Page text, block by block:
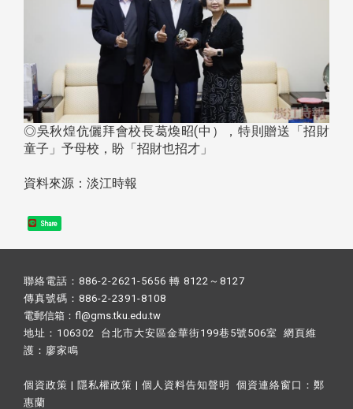
◎吳秋煌伉儷拜會校長葛煥昭(中），特則贈送「招財
童子」予母校，盼「招財也招才」
資料來源：淡江時報
Share
聯絡電話：886-2-2621-5656 轉 8122～8127
傳真號碼：886-2-2391-8108
電郵信箱：fl@gms.tku.edu.tw
地址：106302 台北市大安區金華街199巷5號506室 網頁維
護： 廖家鳴​
個資政策 | 隱私權政策 | 個人資料告知聲明 個資連絡窗口： 鄭
惠蘭